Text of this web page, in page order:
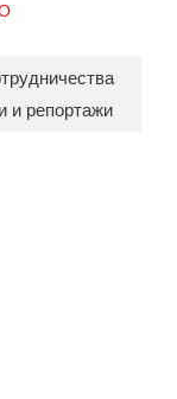
и репортажи